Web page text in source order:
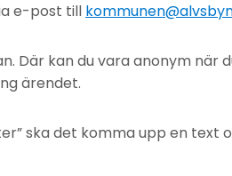
e-post till
Där kan du vara anonym
ärendet.
ska det komma upp en